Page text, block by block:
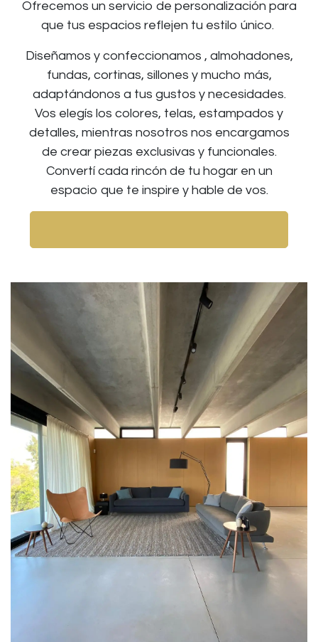
Ofrecemos un servicio de personalización para
que tus espacios reflejen tu estilo único.
Diseñamos y confeccionamos , almohadones,
fundas, cortinas, sillones y mucho más,
adaptándonos a tus gustos y necesidades.
Vos elegís los colores, telas, estampados y
detalles, mientras nosotros nos encargamos
de crear piezas exclusivas y funcionales.
Convertí cada rincón de tu hogar en un
espacio que te inspire y hable de vos.